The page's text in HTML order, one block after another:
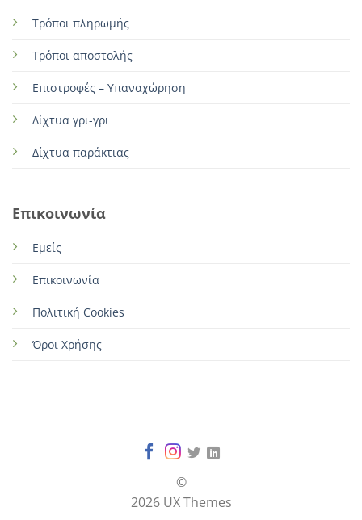
Τρόποι πληρωμής
Τρόποι αποστολής
Επιστροφές – Υπαναχώρηση
Δίχτυα γρι-γρι
Δίχτυα παράκτιας
Επικοινωνία
Εμείς
Επικοινωνία
Πολιτική Cookies
Όροι Χρήσης
©
2026 UX Themes